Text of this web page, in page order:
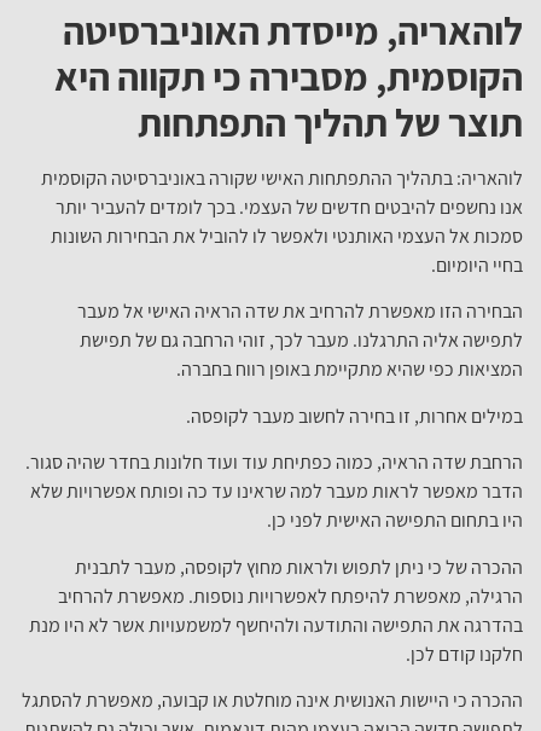
לוהאריה, מייסדת האוניברסיטה
הקוסמית, מסבירה כי תקווה היא
תוצר של תהליך התפתחות
לוהאריה: בתהליך ההתפתחות האישי שקורה באוניברסיטה הקוסמית
אנו נחשפים להיבטים חדשים של העצמי. בכך לומדים להעביר יותר
סמכות אל העצמי האותנטי ולאפשר לו להוביל את הבחירות השונות
בחיי היומיום.
הבחירה הזו מאפשרת להרחיב את שדה הראיה האישי אל מעבר
לתפישה אליה התרגלנו. מעבר לכך, זוהי הרחבה גם של תפישת
המציאות כפי שהיא מתקיימת באופן רווח בחברה.
במילים אחרות, זו בחירה לחשוב מעבר לקופסה.
הרחבת שדה הראיה, כמוה כפתיחת עוד ועוד חלונות בחדר שהיה סגור.
הדבר מאפשר לראות מעבר למה שראינו עד כה ופותח אפשרויות שלא
היו בתחום התפישה האישית לפני כן.
ההכרה של כי ניתן לתפוש ולראות מחוץ לקופסה, מעבר לתבנית
הרגילה, מאפשרת להיפתח לאפשרויות נוספות. מאפשרת להרחיב
בהדרגה את התפישה והתודעה ולהיחשף למשמעויות אשר לא היו מנת
חלקנו קודם לכן.
ההכרה כי היישות האנושית אינה מוחלטת או קבועה, מאפשרת להסתגל